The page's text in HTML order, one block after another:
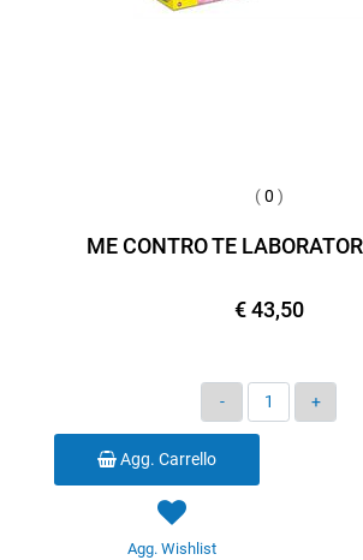
(0 )
ME CONTRO TE
€ 43,50
Quantità
Agg. Carrello
Agg. Wishlist